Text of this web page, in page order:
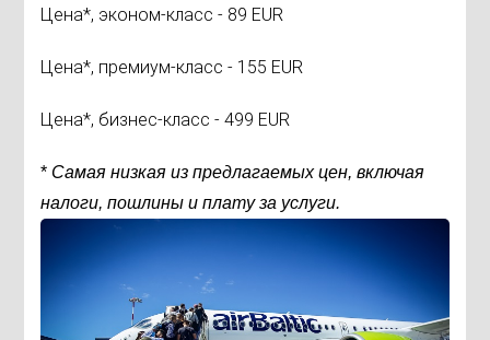
Цена*, эконом-класс - 89 EUR
Цена*, премиум-класс - 155 EUR
Цена*, бизнес-класс - 499 EUR
* Самая низкая из предлагаемых цен, включая
налоги, пошлины и плату за услуги.